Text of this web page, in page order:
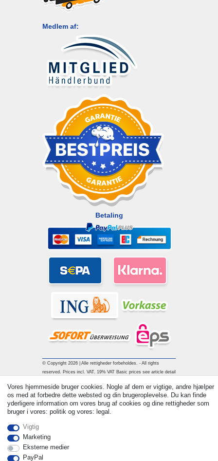
Medlem af:
Betaling
© Copyright 2026 | Alle rettigheder forbeholdes. - All rights
reserved. Prices incl. VAT. 19% VAT Basic prices see article detail
Vores hjemmeside bruger cookies. Nogle af dem er vigtige, andre hjælper
os med at forbedre dette websted og din brugeroplevelse. Du kan finde
yderligere information om vores brug af cookies og dine rettigheder som
bruger i vores: politik og vores: legal.
Vigtig
Marketing
Eksterne medier
PayPal
Withdraw from contract here Kontakt